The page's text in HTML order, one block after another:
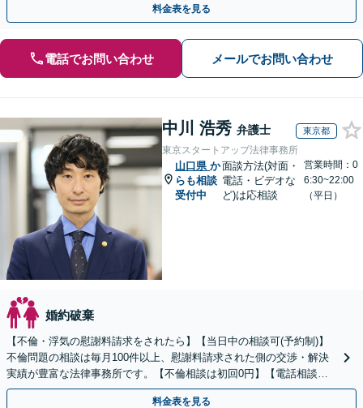
料金表を見る
電話でお問い合わせ メールでお問い合わせ
中川 浩秀 弁護士 東京都
東京スタートアップ法律事務所
山口県 か
らも相談
受付中
面談方法(対面・
電話・ビデオな
ど)は応相談
営業時間：0
6:30~22:00
（平日）
婚約破棄
【不倫・浮気の慰謝料請求をされたら】【当日中の相談可(予約制)】
不倫問題の相談は毎月100件以上、慰謝料請求された側の交渉・解決
実績が豊富な法律事務所です。【不倫相談は初回0円】【電話相談で
ご契約まで対応可/来所不要】
料金表を見る